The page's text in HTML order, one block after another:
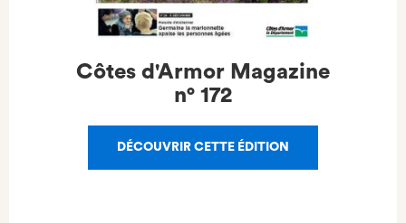
Côtes d'Armor Magazine
n° 172
DÉCOUVRIR CETTE ÉDITION